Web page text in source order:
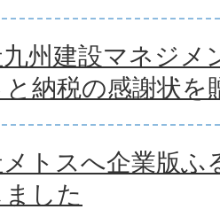
州建設マネジメ
納税の感謝状を
トスへ企業版ふ
した